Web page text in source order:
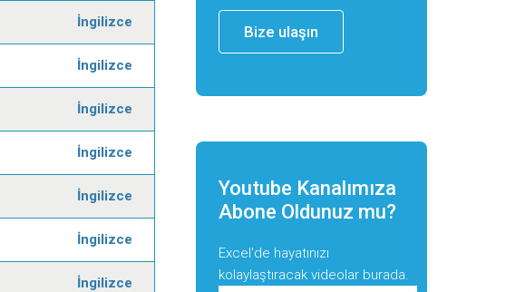
İngilizce
İngilizce
İngilizce
İngilizce
İngilizce
İngilizce
İngilizce
Bize ulaşın
Youtube Kanalımıza
Abone Oldunuz mu?
Excel'de hayatınızı
kolaylaştıracak videolar burada.